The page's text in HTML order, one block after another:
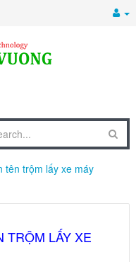
tên trộm lấy xe máy
TRỘM LẤY XE